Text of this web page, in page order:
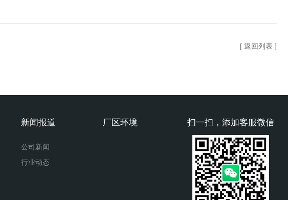
[ 返回列表 ]
扫一扫，添加客服微信
新闻报道
公司新闻
行业动态
厂区环境